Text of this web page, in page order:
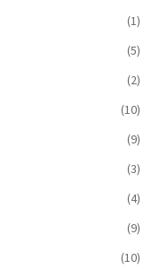
(1)
(5)
(2)
(10)
(9)
(3)
(4)
(9)
(10)